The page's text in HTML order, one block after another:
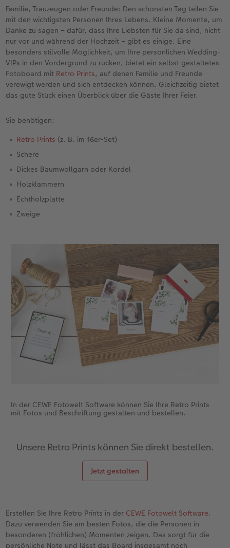
Personalisierter Schuber
Erinnerungstasche
CEWE FOTOBUCH Kids
Einband mit Leder und Leinen
Kundenbeispiele
Zubehör
Nature Prints
Premium Poster
Fotosets
Fotosticker
Photo Streetmap Poster
Fotocollage
hexxas
Acrylglas
Hartschaum
Zubehör
Weitere Anlässe
Klappkarten
Fotokarten
Postkarten
Spiele
Schule & Büro
Haustiere
Faber-Castell
CEWE Geschenkgutschein
Silikonhüllen
Kunststoffhüllen
Lederhüllen
Holzhülle
Wandkalender mit Design
Wandkalender A4
Wandkalender A4 Panorama
Wandkalender A3
Sofortgrusskarten
Sofortfotosets
Sofortcollagen
Mehrteilige Sofortfotos
Zum Geburtstag
Muttertagsgeschenke
Geschenke zum Abschied
Fotogeschenke zum Osterfest
Hochzeit
Jahrbuch
Fotowettbewerbe
Kundengeschichten
App
Familie, Trauzeugen oder Freunde: Den schönsten Tag teilen Sie
mit den wichtigsten Personen Ihres Lebens. Kleine Momente, um
Danke zu sagen – dafür, dass Ihre Liebsten für Sie da sind, nicht
nur vor und während der Hochzeit – gibt es einige. Eine
besonders stilvolle Möglichkeit, um Ihre persönlichen Wedding-
VIPs in den Vordergrund zu rücken, bietet ein selbst gestaltetes
Fotoboard mit Retro Prints, auf denen Familie und Freunde
verewigt werden und sich entdecken können. Gleichzeitig bietet
das gute Stück einen Überblick über die Gäste Ihrer Feier.
Sie benötigen:
Retro Prints (z. B. im 16er-Set)
Schere
Dickes Baumwollgarn oder Kordel
Holzklammern
Echtholzplatte
Zweige
In der CEWE Fotowelt Software können Sie Ihre Retro Prints
mit Fotos und Beschriftung gestalten und bestellen.
Unsere Retro Prints können Sie direkt bestellen.
Jetzt gestalten
Erstellen Sie Ihre Retro Prints in der CEWE Fotowelt Software.
Dazu verwenden Sie am besten Fotos, die die Personen in
besonderen (fröhlichen) Momenten zeigen. Das sorgt für die
persönliche Note und lässt das Board insgesamt noch